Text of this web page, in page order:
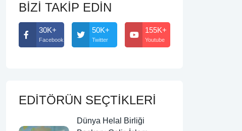
BİZİ TAKİP EDİN
30K+
Facebook
50K+
Twitter
155K+
Youtube
EDİTÖRÜN SEÇTİKLERİ
Dünya Helal Birliği